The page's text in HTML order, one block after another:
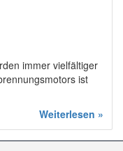
immer vielfältiger
ist
Weiterlesen »